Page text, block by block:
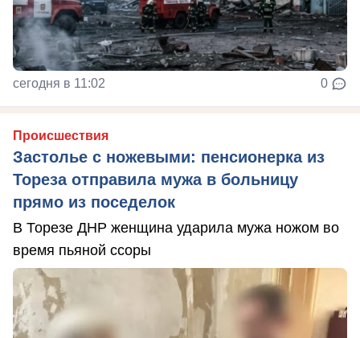
сегодня в 11:02 0
Происшествия
Застолье с ножевыми: пенсионерка из
Тореза отправила мужа в больницу
прямо из поседелок
В Торезе ДНР женщина ударила мужа ножом во
время пьяной ссоры